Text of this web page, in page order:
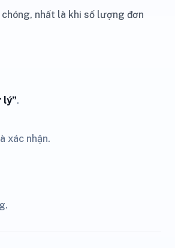
nhất là khi số lượng đơn
lý”.
xác nhận.